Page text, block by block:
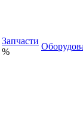
Запчасти
%